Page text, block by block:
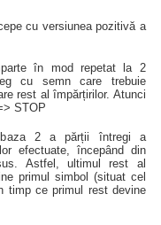
cu versiunea pozitivă a
în mod repetat la 2
cu semn care trebuie
rest al împărțirilor. Atunci
STOP
baza 2 a părții întregi a
efectuate, începând din
Astfel, ultimul rest al
primul simbol (situat cel
timp ce primul rest devine